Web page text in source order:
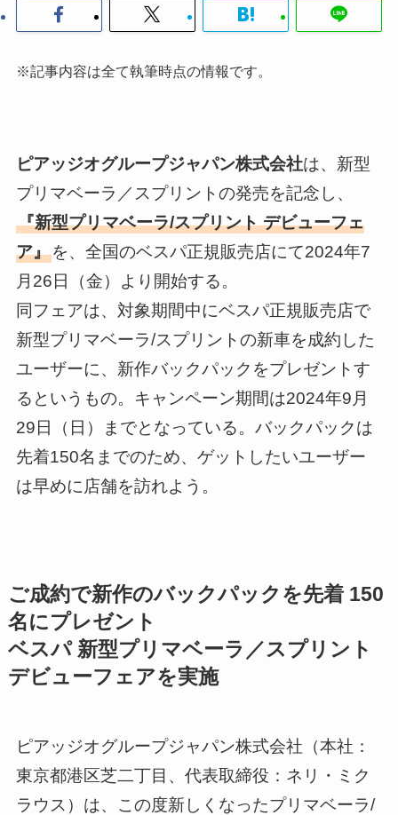
※記事内容は全て執筆時点の情報です。
ピアッジオグループジャパン株式会社は、新型
プリマベーラ／スプリントの発売を記念し、
『新型プリマベーラ/スプリント デビューフェ
ア』を、全国のベスパ正規販売店にて2024年7
月26日（金）より開始する。
同フェアは、対象期間中にベスパ正規販売店で
新型プリマベーラ/スプリントの新車を成約した
ユーザーに、新作バックパックをプレゼントす
るというもの。キャンペーン期間は2024年9月
29日（日）までとなっている。バックパックは
先着150名までのため、ゲットしたいユーザー
は早めに店舗を訪れよう。
ご成約で新作のバックパックを先着 150
名にプレゼント
ベスパ 新型プリマベーラ／スプリント
デビューフェアを実施
ピアッジオグループジャパン株式会社（本社：
東京都港区芝二丁目、代表取締役：ネリ・ミク
ラウス）は、この度新しくなったプリマベーラ/